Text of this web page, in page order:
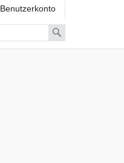
Benutzerkonto
Search